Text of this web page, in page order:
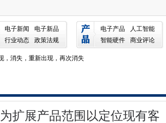
电子新闻
电子新品
行业动态
政策法规
电子产品
人工智能
智能硬件
商业评论
围以定位现有客户
别服务合同
发布的调查结果
，消失，重新出现，再次消失
，但注意Win7 NIC和Old Antivirus
扩展产品范围以定位现有客